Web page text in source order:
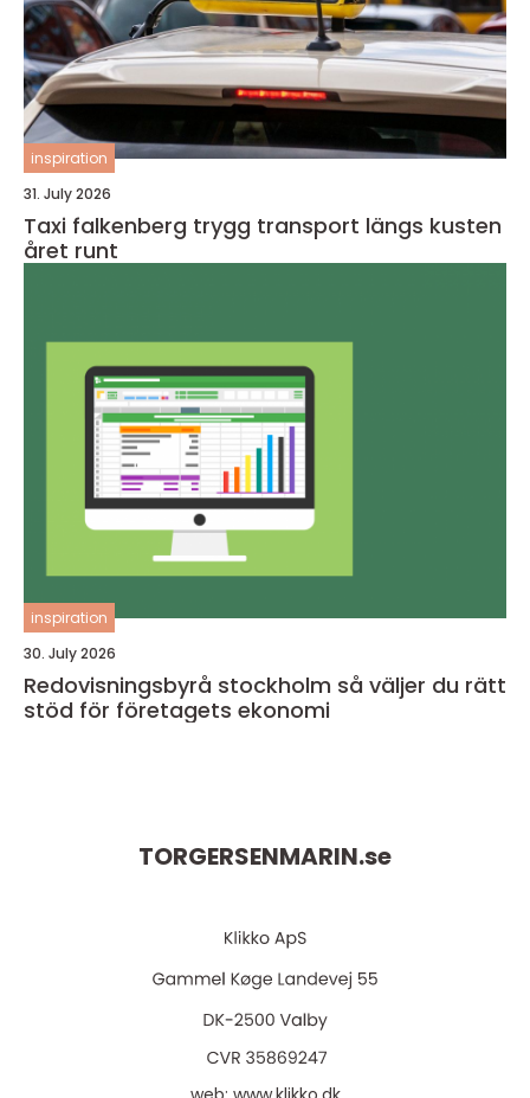
inspiration
31. July 2026
Taxi falkenberg trygg transport längs kusten
året runt
inspiration
30. July 2026
Redovisningsbyrå stockholm så väljer du rätt
stöd för företagets ekonomi
TORGERSENMARIN.se